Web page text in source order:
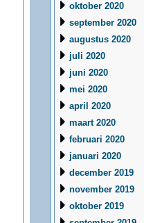
oktober 2020
september 2020
augustus 2020
juli 2020
juni 2020
mei 2020
april 2020
maart 2020
februari 2020
januari 2020
december 2019
november 2019
oktober 2019